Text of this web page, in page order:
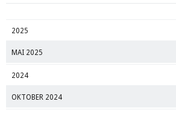
2025
MAI 2025
2024
OKTOBER 2024